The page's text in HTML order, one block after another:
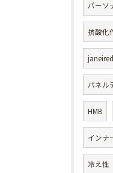
パーソ
抗酸化
パネル
HMB
インナ
冷え性